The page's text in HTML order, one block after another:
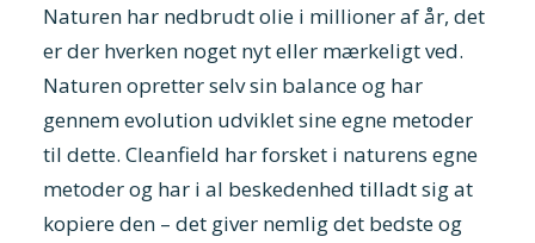
Naturen har nedbrudt olie i millioner af år, det
er der hverken noget nyt eller mærkeligt ved.
Naturen opretter selv sin balance og har
gennem evolution udviklet sine egne metoder
til dette. Cleanfield har forsket i naturens egne
metoder og har i al beskedenhed tilladt sig at
kopiere den – det giver nemlig det bedste og